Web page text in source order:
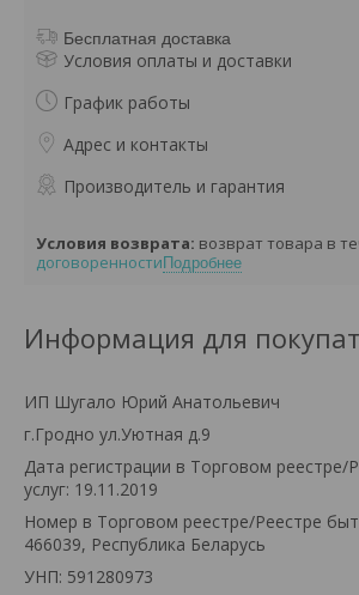
Бесплатная доставка
Условия оплаты и доставки
График работы
Адрес и контакты
Производитель и гарантия
возврат товара в
договоренности Подробнее
Информация для
ИП Шугало Юрий Анатольевич
г.Гродно ул.Уютная д.9
Дата регистрации в Торговом реестре/
услуг: 19.11.2019
Номер в Торговом реестре/Реестре
466039, Республика Беларусь
УНП: 591280973